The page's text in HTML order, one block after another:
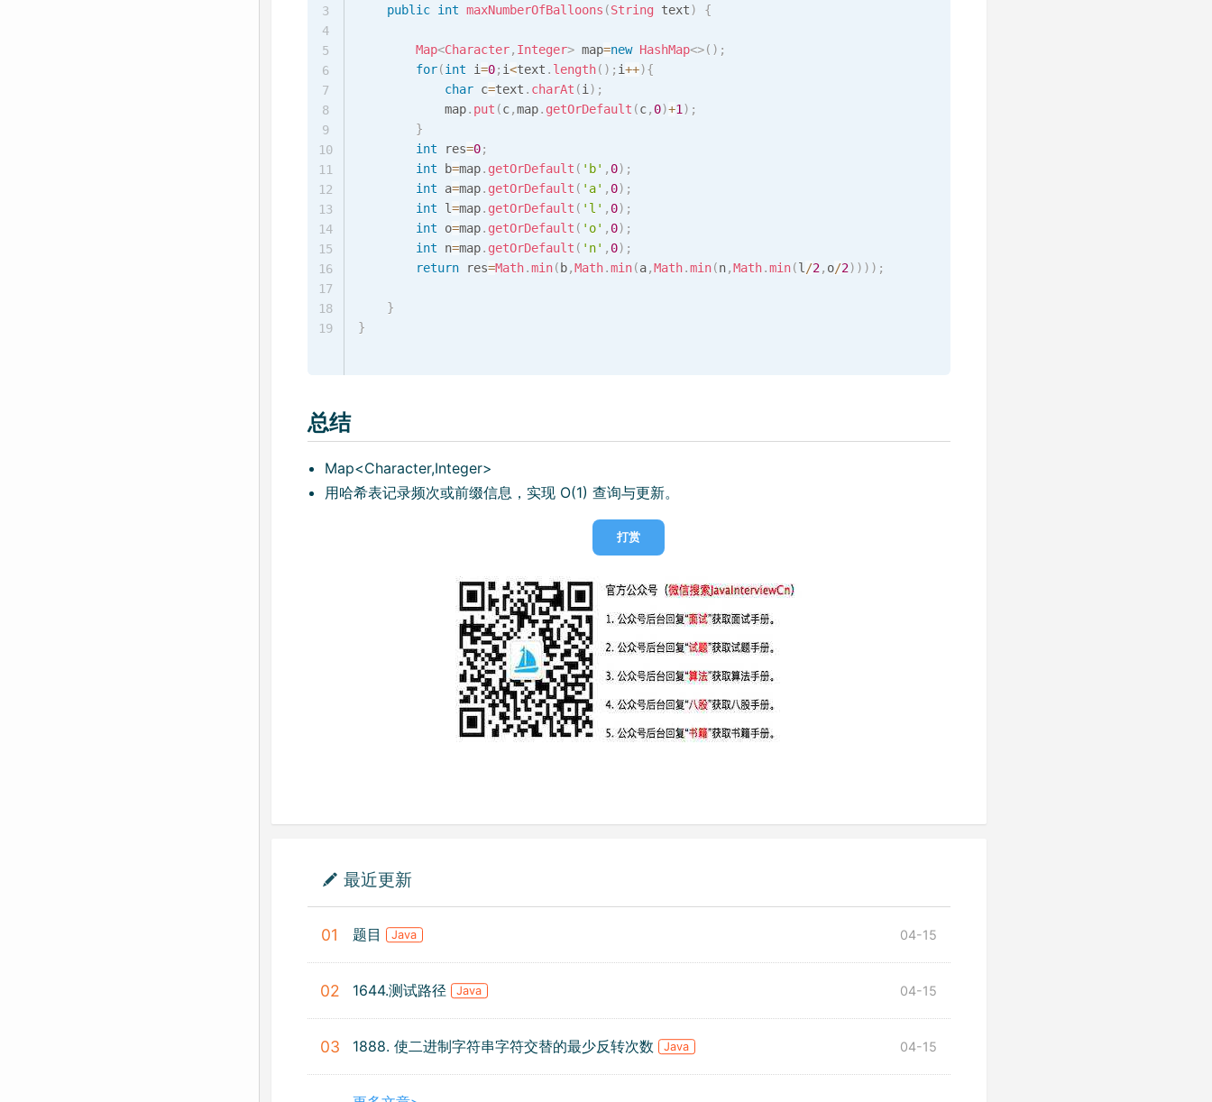
public int maxNumberOfBalloons (String text) {
Map<Character, Integer> map=new HashMap<>( ) ;
for(int i=0; i<text . length( ) ; i++){
char c=text . charAt (i) ;
            map
. put (c,map. getOrDefault (c, 0)+1) ;
}
int res=0;
int b=map. getOrDefault ( 'b' , 0) ;
int a=map. getOrDefault ( 'a' , 0) ;
int l=map. getOrDefault ( 'l' , 0) ;
int o=map. getOrDefault ( 'o' , 0) ;
int n=map. getOrDefault ( 'n' , 0) ;
return res=Math.min( b,Math.min(a,Math.min(n,Math.min(l/2, o/2) ) ) ) ;
}
}
3
4
5
6
7
8
9
10
11
12
13
14
15
16
17
18
19
总结
Map<Character,Integer>
用哈希表记录频次或前缀信息，实现 O(1) 查询与更新。
打赏
最近更新
01 题目 Java 04-15
02 1644.测试路径 Java 04-15
03 1888. 使二进制字符串字符交替的最少反转次数 Java 04-15